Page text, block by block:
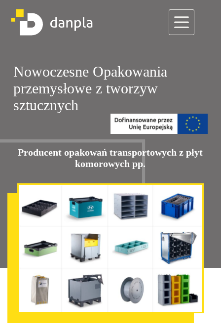
treści
Strona główna
Nowoczesne Opakowania
przemysłowe z tworzyw
sztucznych
Producent opakowań transportowych z płyt
komorowych pp.